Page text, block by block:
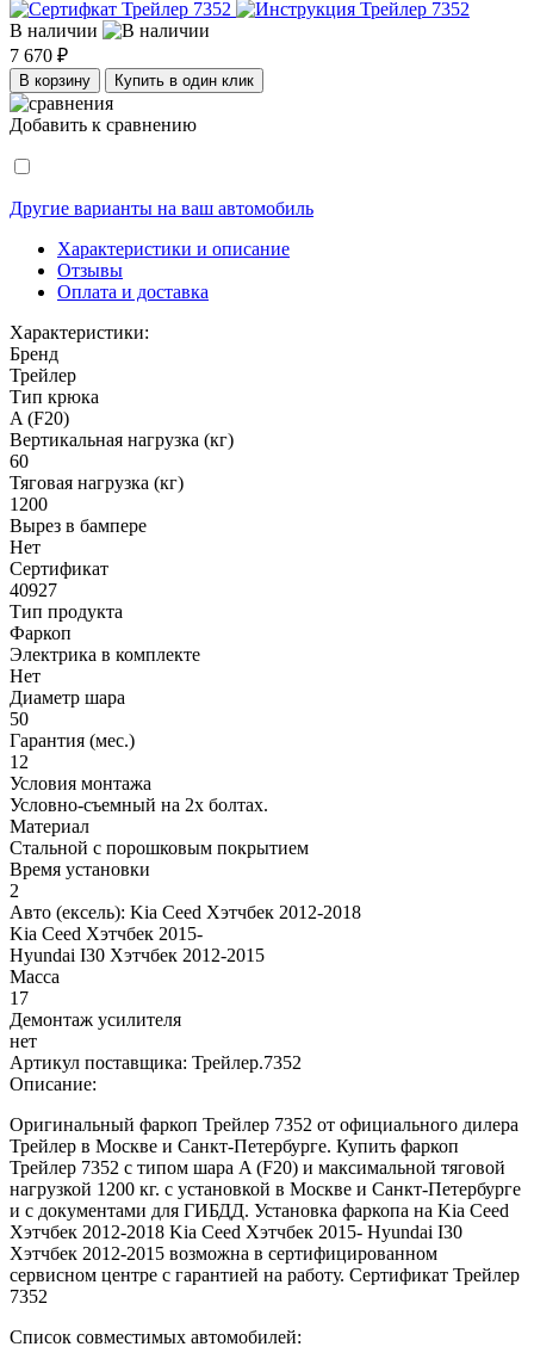
В наличии
7 670 ₽
В корзину Купить в один клик
Добавить к сравнению
Другие варианты на ваш автомобиль
Характеристики и описание
Отзывы
Оплата и доставка
Характеристики:
Бренд
Трейлер
Тип крюка
A (F20)
Вертикальная нагрузка (кг)
60
Тяговая нагрузка (кг)
1200
Вырез в бампере
Нет
Сертификат
40927
Тип продукта
Фаркоп
Электрика в комплекте
Нет
Диаметр шара
50
Гарантия (мес.)
12
Условия монтажа
Условно-съемный на 2х болтах.
Материал
Стальной с порошковым покрытием
Время установки
2
Авто (ексель): Kia Сeed Хэтчбек 2012-2018
Kia Сeed Хэтчбек 2015-
Hyundai I30 Хэтчбек 2012-2015
Масса
17
Демонтаж усилителя
нет
Артикул поставщика: Трейлер.7352
Описание:
Оригинальный фаркоп Трейлер 7352 от официального дилера
Трейлер в Москве и Санкт-Петербурге. Купить фаркоп
Трейлер 7352 с типом шара A (F20) и максимальной тяговой
нагрузкой 1200 кг. с установкой в Москве и Санкт-Петербурге
и с документами для ГИБДД. Установка фаркопа на Kia Сeed
Хэтчбек 2012-2018 Kia Сeed Хэтчбек 2015- Hyundai I30
Хэтчбек 2012-2015 возможна в сертифицированном
сервисном центре с гарантией на работу. Сертификат Трейлер
7352
Список совместимых автомобилей: